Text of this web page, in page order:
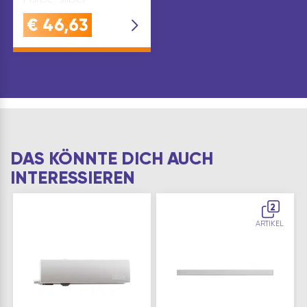
€ 46,63
DAS KÖNNTE DICH AUCH
INTERESSIEREN
2
ARTIKEL